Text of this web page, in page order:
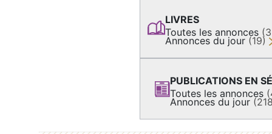
LIVRES
Toutes les annonces
Annonces du jour (19)
PUBLICATIONS EN
Toutes les annonces
Annonces du jour